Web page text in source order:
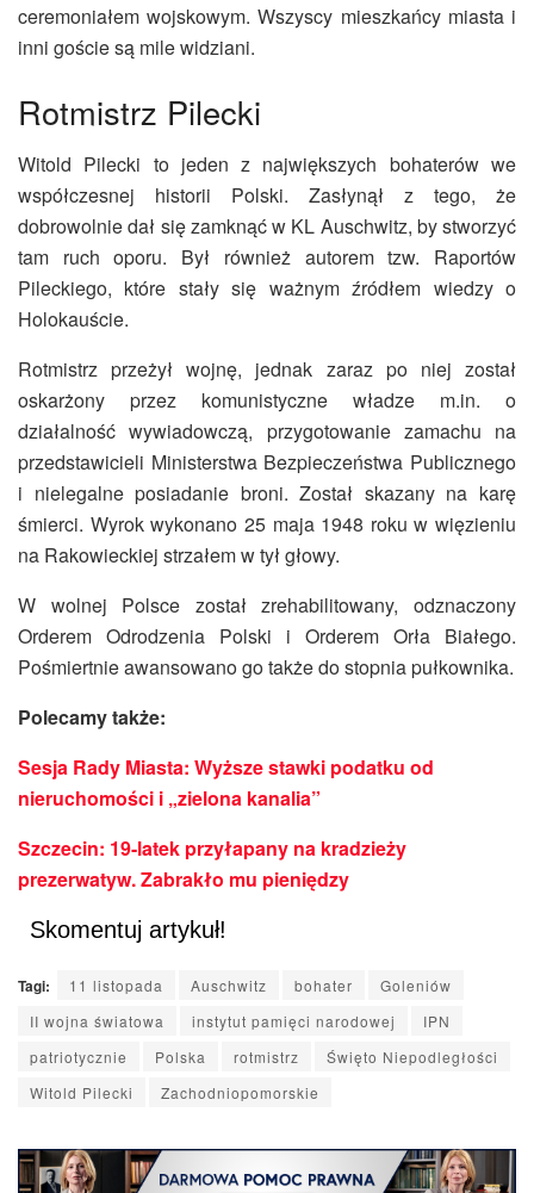
ceremoniałem wojskowym. Wszyscy mieszkańcy miasta i
inni goście są mile widziani.
Rotmistrz Pilecki
Witold Pilecki to jeden z największych bohaterów we
współczesnej historii Polski. Zasłynął z tego, że
dobrowolnie dał się zamknąć w KL Auschwitz, by stworzyć
tam ruch oporu. Był również autorem tzw. Raportów
Pileckiego, które stały się ważnym źródłem wiedzy o
Holokauście.
Rotmistrz przeżył wojnę, jednak zaraz po niej został
oskarżony przez komunistyczne władze m.in. o
działalność wywiadowczą, przygotowanie zamachu na
przedstawicieli Ministerstwa Bezpieczeństwa Publicznego
i nielegalne posiadanie broni. Został skazany na karę
śmierci. Wyrok wykonano 25 maja 1948 roku w więzieniu
na Rakowieckiej strzałem w tył głowy.
W wolnej Polsce został zrehabilitowany, odznaczony
Orderem Odrodzenia Polski i Orderem Orła Białego.
Pośmiertnie awansowano go także do stopnia pułkownika.
Polecamy także:
Sesja Rady Miasta: Wyższe stawki podatku od
nieruchomości i „zielona kanalia”
Szczecin: 19-latek przyłapany na kradzieży
prezerwatyw. Zabrakło mu pieniędzy
Skomentuj artykuł!
Tagi: 11 listopada Auschwitz bohater
Goleniów
II wojna światowa
instytut pamięci narodowej
IPN
patriotycznie
Polska rotmistrz
Święto Niepodległości
Witold Pilecki
Zachodniopomorskie